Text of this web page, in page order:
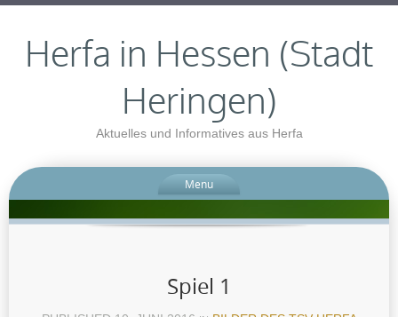
Herfa in Hessen (Stadt
Heringen)
Aktuelles und Informatives aus Herfa
Menu
Spiel 1